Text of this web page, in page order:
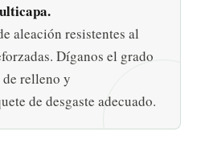
aleación resistentes al
Díganos el grado
relleno y
de desgaste adecuado.